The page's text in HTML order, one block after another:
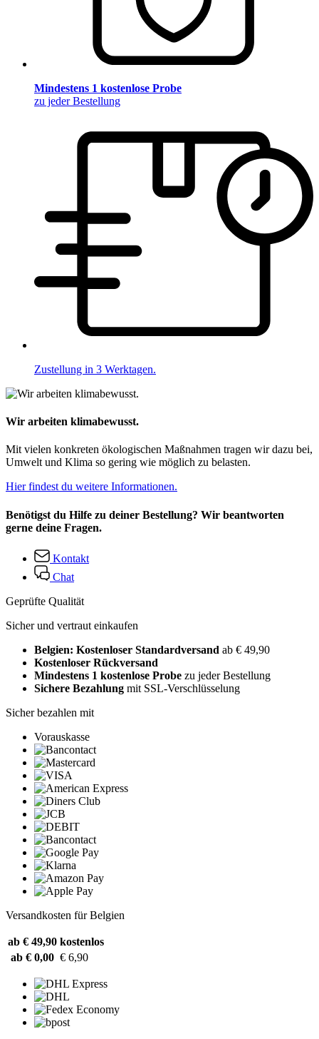
Mindestens 1 kostenlose Probe
zu jeder Bestellung
Zustellung in 3 Werktagen.
Wir arbeiten klimabewusst.
Mit vielen konkreten ökologischen Maßnahmen tragen wir dazu bei,
Umwelt und Klima so gering wie möglich zu belasten.
Hier findest du weitere Informationen.
Benötigst du Hilfe zu deiner Bestellung? Wir beantworten
gerne deine Fragen.
Kontakt
Chat
Geprüfte Qualität
Sicher und vertraut einkaufen
Belgien: Kostenloser Standardversand ab € 49,90
Kostenloser Rückversand
Mindestens 1 kostenlose Probe zu jeder Bestellung
Sichere Bezahlung mit SSL-Verschlüsselung
Sicher bezahlen mit
Vorauskasse
Versandkosten für Belgien
ab € 49,90 kostenlos
ab € 0,00 € 6,90